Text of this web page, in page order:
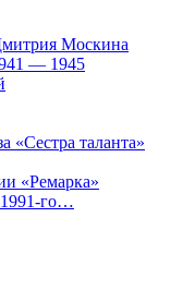
Москина
— 1945
«Сестра таланта»
«Ремарка»
го…